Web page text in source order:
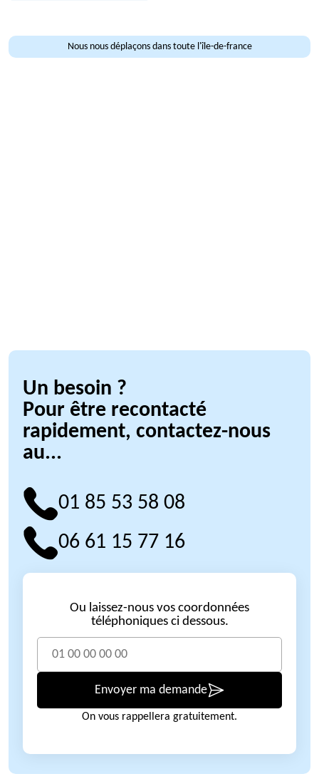
Nous nous déplaçons dans toute l'île-de-france
Un besoin ?
Pour être recontacté
rapidement, contactez-nous
au...
01 85 53 58 08
06 61 15 77 16
Ou laissez-nous vos coordonnées
téléphoniques ci dessous.
Envoyer ma demande
On vous rappellera gratuitement.